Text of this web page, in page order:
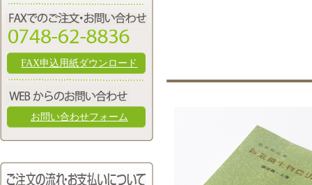
FAX申込用紙ダウンロード
お問い合わせフォーム